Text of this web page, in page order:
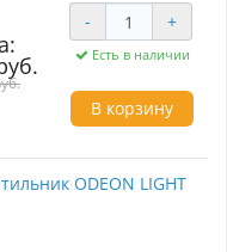
корпуса:
черный и белый.
- +
Есть в наличии
В корзину
ODEON LIGHT